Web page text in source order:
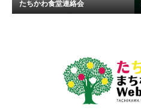
たちかわ食堂連絡会